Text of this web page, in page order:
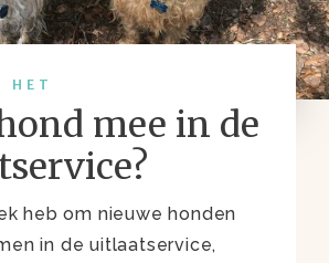
HET
mee in de
heb om nieuwe honden
in de uitlaatservice,